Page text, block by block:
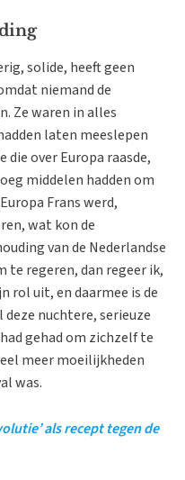
solide, heeft geen
niemand de
Ze waren in alles
laten meeslepen
die over Europa raasde,
middelen hadden om
Frans werd,
wat kon de
van de Nederlandse
te regeren, dan regeer ik,
rol uit, en daarmee is de
deze nuchtere, serieuze
gehad om zichzelf te
meer moeilijkheden
was.
als recept tegen de